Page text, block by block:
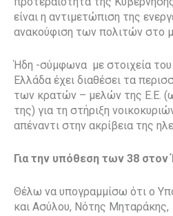
είναι η αντιμετώπιση της
ανακούφιση των πολιτών στο
Ήδη -σύμφωνα με στοιχεία του
Ελλάδα έχει διαθέσει τα
των κρατών – μελών της Ε.Ε.
της) για τη στήριξη
απέναντι στην ακρίβεια της
Για την υπόθεση των 38 στον
Θέλω να υπογραμμίσω ότι ο
και Ασύλου, Νότης